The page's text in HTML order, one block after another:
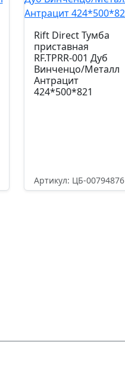
Rift Direct Тумба
приставная
RF.TPRR-001 Дуб
Винченцо/Металл
Антрацит
424*500*821
Артикул: ЦБ-00794876